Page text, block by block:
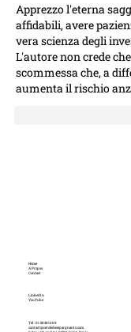
Apprezzo l'eterna
affidabili, avere
vera scienza degli
L'autore non crede
scommessa che, a
aumenta il rischio
Tél : 01 58 38 13 69
contact@cercledesepargnants.com
Home
A Propos
Contact
LinkedIn
YouTube